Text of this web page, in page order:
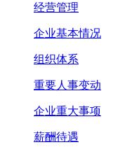
经营管理
企业基本情况
组织体系
重要人事变动
企业重大事项
薪酬待遇